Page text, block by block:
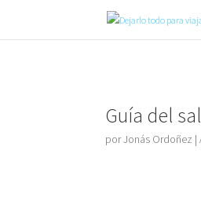
Guía del
porJonás Ordoñez |